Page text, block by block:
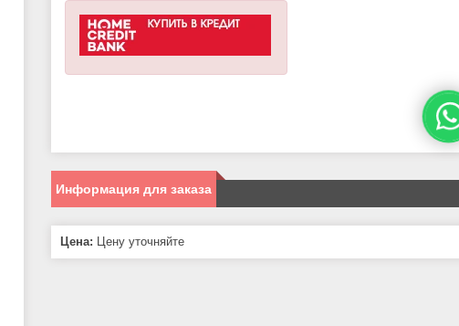
Информация для заказа
Цена: Цену уточняйте